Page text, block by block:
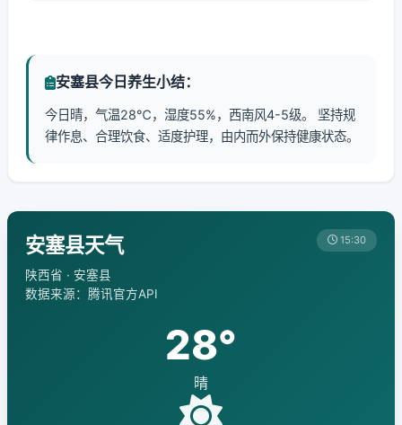
安塞县今日养生小结：
今日晴，气温28℃，湿度55%，西南风4-5级。 坚持规
律作息、合理饮食、适度护理，由内而外保持健康状态。
安塞县天气
陕西省 · 安塞县
数据来源：腾讯官方API
15:30
28°
晴